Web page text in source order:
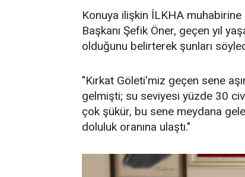
Konuya ilişkin İLKHA
Başkanı Şefik Öner, geçen yıl
olduğunu belirterek şunları
"Kırkat Göleti'miz geçen sene
gelmişti; su seviyesi yüzde 30
çok şükür, bu sene meydana
doluluk oranına ulaştı."